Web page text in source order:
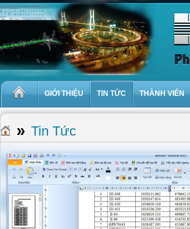
GIỚI THIỆU TIN TỨC THÀNH VIÊN
» Tin Tức